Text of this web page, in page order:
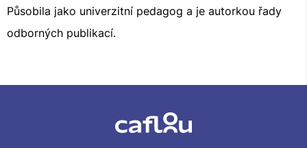
Působila jako univerzitní pedagog a je autorkou řady
odborných publikací.